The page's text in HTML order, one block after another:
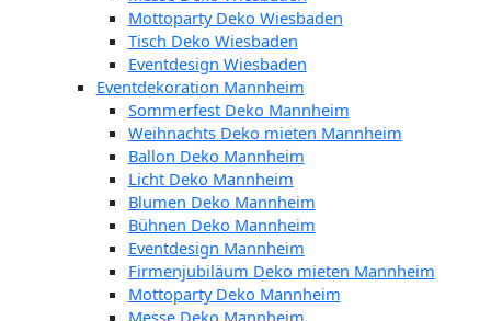
Mottoparty Deko Wiesbaden
Tisch Deko Wiesbaden
Eventdesign Wiesbaden
Eventdekoration Mannheim
Sommerfest Deko Mannheim
Weihnachts Deko mieten Mannheim
Ballon Deko Mannheim
Licht Deko Mannheim
Blumen Deko Mannheim
Bühnen Deko Mannheim
Eventdesign Mannheim
Firmenjubiläum Deko mieten Mannheim
Mottoparty Deko Mannheim
Messe Deko Mannheim